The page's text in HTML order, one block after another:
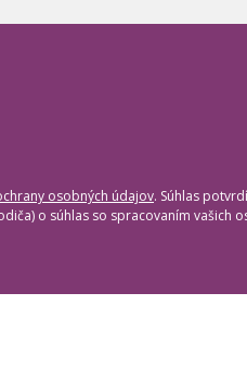
osobných údajov. Súhlas
o súhlas so spracovaním vašich